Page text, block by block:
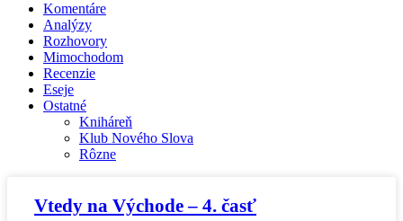
Komentáre
Analýzy
Rozhovory
Mimochodom
Recenzie
Eseje
Ostatné
Kniháreň
Klub Nového Slova
Rôzne
Vtedy na Východe – 4. časť